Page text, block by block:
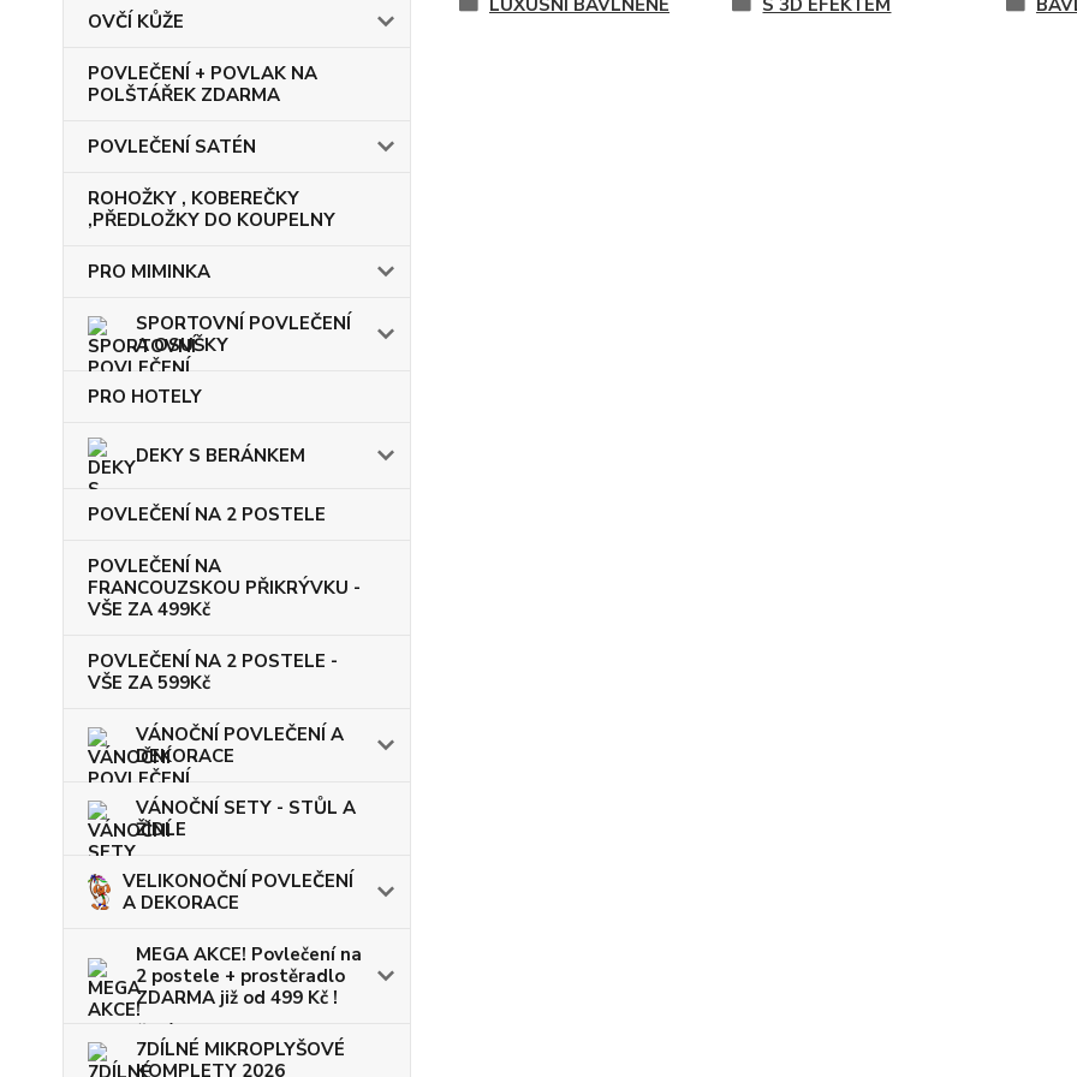
OVČÍ KŮŽE
POVLEČENÍ + POVLAK NA
POLŠTÁŘEK ZDARMA
POVLEČENÍ SATÉN
ROHOŽKY , KOBEREČKY
,PŘEDLOŽKY DO KOUPELNY
PRO MIMINKA
SPORTOVNÍ POVLEČENÍ
A OSUŠKY
PRO HOTELY
DEKY S BERÁNKEM
POVLEČENÍ NA 2 POSTELE
POVLEČENÍ NA
FRANCOUZSKOU PŘIKRÝVKU -
VŠE ZA 499Kč
POVLEČENÍ NA 2 POSTELE -
VŠE ZA 599Kč
VÁNOČNÍ POVLEČENÍ A
DEKORACE
VÁNOČNÍ SETY - STŮL A
ŽIDLE
VELIKONOČNÍ POVLEČENÍ
A DEKORACE
MEGA AKCE! Povlečení na
2 postele + prostěradlo
ZDARMA již od 499 Kč !
7DÍLNÉ MIKROPLYŠOVÉ
KOMPLETY 2026